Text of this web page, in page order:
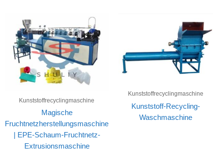
Kunststoffrecyclingmaschine
Magische
Fruchtnetzherstellungsmaschine
| EPE-Schaum-Fruchtnetz-
Extrusionsmaschine
Kunststoffrecyclingmaschine
Kunststoff-Recycling-
Waschmaschine